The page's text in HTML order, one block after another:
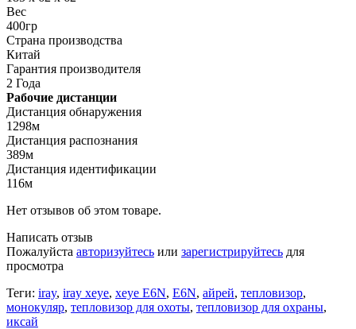
Вес
400гр
Страна производства
Китай
Гарантия производителя
2 Года
Рабочие дистанции
Дистанция обнаружения
1298м
Дистанция распознания
389м
Дистанция идентификации
116м
Нет отзывов об этом товаре.
Написать отзыв
Пожалуйста авторизуйтесь или зарегистрируйтесь для
просмотра
Теги: iray, iray xeye, xeye E6N, E6N, айрей, тепловизор,
монокуляр, тепловизор для охоты, тепловизор для охраны,
иксай